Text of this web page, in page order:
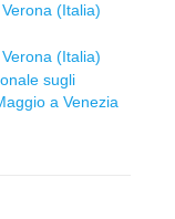
(Italia)
(Italia)
sugli
a Venezia